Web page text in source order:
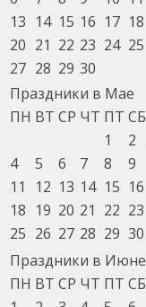
13 14 15 16 17 18
20 21 22 23 24 25
27 28 29 30
Праздники в Мае
ПН ВТ СР ЧТ ПТ СБ
1
2
4
5 6 7 8 9
11
12 13 14 15 16
18 19 20 21 22 23
25 26 27 28 29 30
Праздники в Июне
ПН ВТ СР ЧТ ПТ СБ